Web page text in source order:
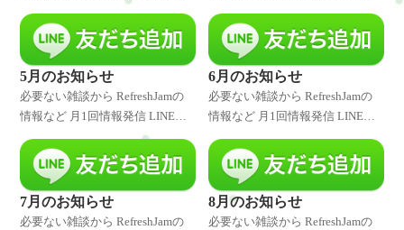
録者様には発信したことをいち
早くお伝えしています。 是非、
LINE登録してくださいね♪ 特別
なキャンペーンやクーポ
録者様には発信したことをいち
早くお伝えしています。 是非、
LINE登録してくださいね♪ 特別
なキャンペーンやクーポ
5月のお知らせ
必要ない雑談から RefreshJamの
情報など 月1回情報発信 LINE登
録者様には発信したことをいち
早くお伝えしています。 是非、
LINE登録してくださいね♪ 特別
なキャンペーンやクーポ
6月のお知らせ
必要ない雑談から RefreshJamの
情報など 月1回情報発信 LINE登
録者様には発信したことをいち
早くお伝えしています。 是非、
LINE登録してくださいね♪ 特別
なキャンペーンやクーポ
7月のお知らせ
必要ない雑談から RefreshJamの
8月のお知らせ
必要ない雑談から RefreshJamの